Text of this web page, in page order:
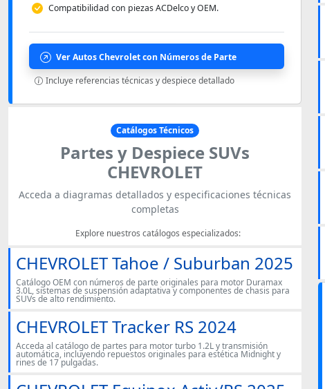
Compatibilidad con piezas ACDelco y OEM.
Ver Autos Chevrolet con Números de Parte
Incluye referencias técnicas y despiece detallado
Catálogos Técnicos
Partes y Despiece SUVs
CHEVROLET
Acceda a diagramas detallados y especificaciones técnicas
completas
Explore nuestros catálogos especializados:
CHEVROLET Tahoe / Suburban 2025
Catálogo OEM con números de parte originales para motor Duramax
3.0L, sistemas de suspensión adaptativa y componentes de chasis para
SUVs de alto rendimiento.
CHEVROLET Tracker RS 2024
Acceda al catálogo de partes para motor turbo 1.2L y transmisión
automática, incluyendo repuestos originales para estética Midnight y
rines de 17 pulgadas.